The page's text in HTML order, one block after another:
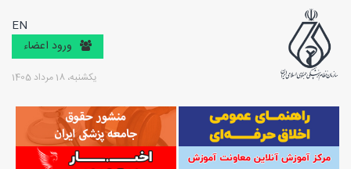
EN
ورود اعضاء
یکشنبه، 18 مرداد 1405